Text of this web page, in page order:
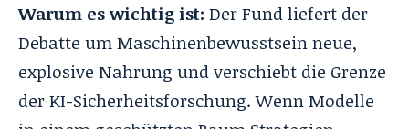
Warum es wichtig ist: Der Fund liefert der
Debatte um Maschinenbewusstsein neue,
explosive Nahrung und verschiebt die Grenze
der KI-Sicherheitsforschung. Wenn Modelle